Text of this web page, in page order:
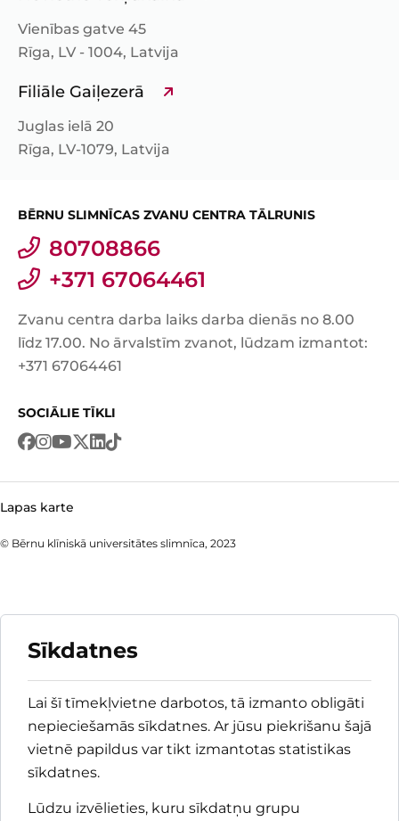
Vienības gatve 45
Rīga, LV - 1004, Latvija
Filiāle Gaiļezerā
Juglas ielā 20
Rīga, LV-1079, Latvija
BĒRNU SLIMNĪCAS ZVANU CENTRA TĀLRUNIS
80708866
+371 67064461
Zvanu centra darba laiks darba dienās no 8.00
līdz 17.00. No ārvalstīm zvanot, lūdzam izmantot:
+371 67064461
SOCIĀLIE TĪKLI
© Bērnu klīniskā universitātes slimnīca, 2023
Lapas karte
Sīkdatnes
Lai šī tīmekļvietne darbotos, tā izmanto obligāti
nepieciešamās sīkdatnes. Ar jūsu piekrišanu šajā
vietnē papildus var tikt izmantotas statistikas
sīkdatnes.
Lūdzu izvēlieties, kuru sīkdatņu grupu